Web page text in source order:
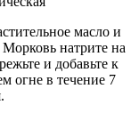
масло и
натрите на
и добавьте к
огне в течение 7